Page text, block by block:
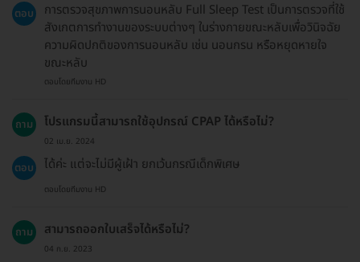
ตอบ
การตรวจสุขภาพการนอนหลับ Full Sleep Test เป็นการตรวจที่ใช้
สังเกตการทำงานของระบบต่างๆ ในร่างกายขณะหลับเพื่อวินิจฉัย
ความผิดปกติของการนอนหลับ เช่น นอนกรน หรือหยุดหายใจ
ขณะหลับ
ตอบโดยทีมงาน HD
ถาม โปรแกรมนี้สามารถใช้อุปกรณ์ CPAP ได้หรือไม่?
02 เม.ย. 2024
ตอบ ได้ค่ะ แต่จะไม่มีผู้เฝ้า ยกเว้นกรณีเด็กพิเศษ
ตอบโดยทีมงาน HD
ถาม สามารถออกใบเสร็จได้หรือไม่?
04 ก.ย. 2023